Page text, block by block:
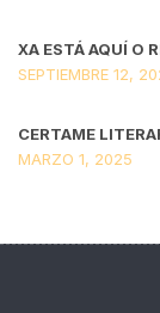
XA ESTÁ AQUÍ O
SEPTIEMBRE 12,
CERTAME
MARZO 1, 2025